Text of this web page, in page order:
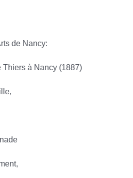
de Nancy:
à Nancy (1887)